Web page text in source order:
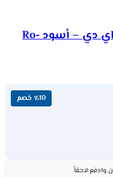
شاشة 24 بوصة اركو FHD – ال اي دي – أسود Ro-
٪10 خصم
وادفع لاحقاً